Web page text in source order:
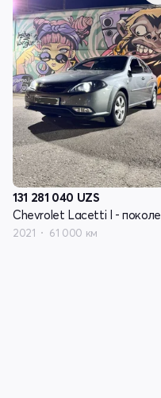
131 281 040 UZS
2021 61 000 км